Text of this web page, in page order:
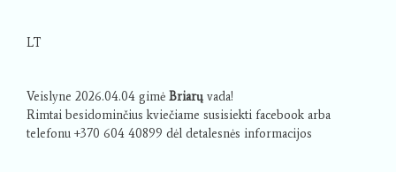
LT
Veislyne 2026.04.04 gimė Briarų vada!
Rimtai besidominčius kviečiame susisiekti facebook arba
telefonu +370 604 40899 dėl detalesnės informacijos